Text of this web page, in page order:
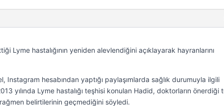
Lyme hastalığının yeniden alevlendiğini açıklayarak hayranlarını
Instagram hesabından yaptığı paylaşımlarda sağlık durumuyla ilgili
yılında Lyme hastalığı teşhisi konulan Hadid, doktorların önerdiği
belirtilerinin geçmediğini söyledi.